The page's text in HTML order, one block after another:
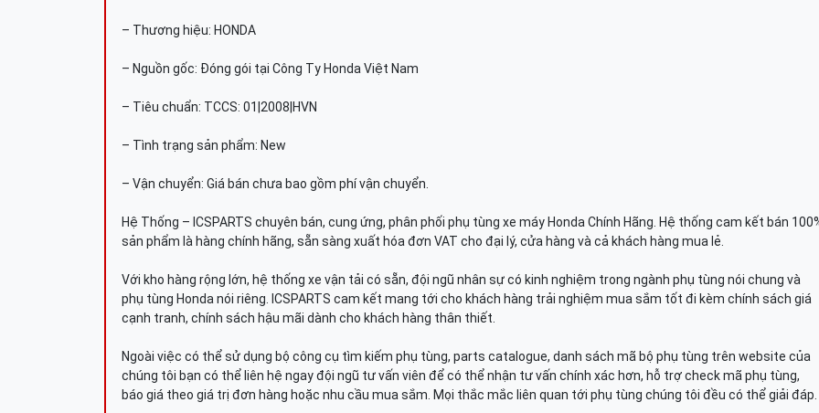
– Thương hiệu: HONDA
– Nguồn gốc: Đóng gói tại Công Ty Honda Việt Nam
– Tiêu chuẩn: TCCS: 01|2008|HVN
– Tình trạng sản phẩm: New
– Vận chuyển: Giá bán chưa bao gồm phí vận chuyển.
Hệ Thống – ICSPARTS chuyên bán, cung ứng, phân phối phụ tùng xe máy Honda Chính Hãng. Hệ thống cam kết bán
sản phẩm là hàng chính hãng, sẵn sàng xuất hóa đơn VAT cho đại lý, cửa hàng và cả khách hàng mua lẻ.
Với kho hàng rộng lớn, hệ thống xe vận tải có sẵn, đội ngũ nhân sự có kinh nghiệm trong ngành phụ tùng nói chung và
phụ tùng Honda nói riêng. ICSPARTS cam kết mang tới cho khách hàng trải nghiệm mua sắm tốt đi kèm chính sách giá
cạnh tranh, chính sách hậu mãi dành cho khách hàng thân thiết.
Ngoài việc có thể sử dụng bộ công cụ tìm kiếm phụ tùng, parts catalogue, danh sách mã bộ phụ tùng trên website của
chúng tôi bạn có thể liên hệ ngay đội ngũ tư vấn viên để có thể nhận tư vấn chính xác hơn, hỗ trợ check mã phụ tùng,
báo giá theo giá trị đơn hàng hoặc nhu cầu mua sắm. Mọi thắc mắc liên quan tới phụ tùng chúng tôi đều có thể giải đáp.